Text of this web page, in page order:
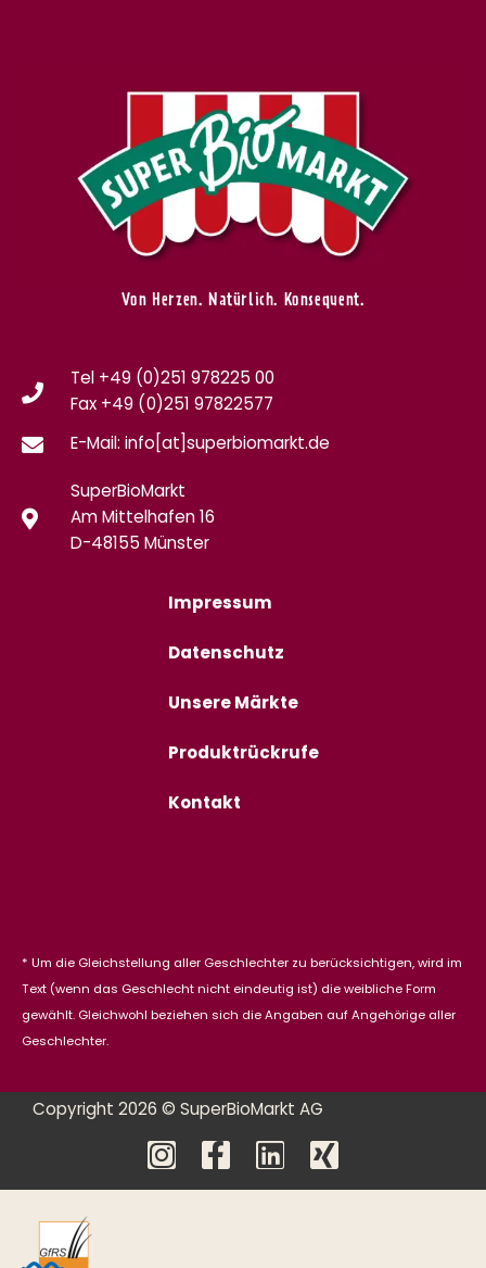
Von Herzen. Natürlich. Konsequent.
Tel +49 (0)251 978225 00
Fax +49 (0)251 97822577
E-Mail: info[at]superbiomarkt.de
SuperBioMarkt
Am Mittelhafen 16
D-48155 Münster
Impressum
Datenschutz
Unsere Märkte
Produktrückrufe
Kontakt
* Um die Gleichstellung aller Geschlechter zu berücksichtigen, wird im
Text (wenn das Geschlecht nicht eindeutig ist) die weibliche Form
gewählt. Gleichwohl beziehen sich die Angaben auf Angehörige aller
Geschlechter.
Copyright 2026 © SuperBioMarkt AG